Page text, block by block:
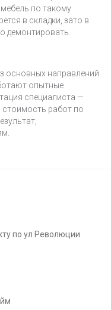
ПОТОЛОК
ПОТОЛКА
ПОТОЛКА
И ШЛИФОВКА
ПОТОЛКА
по такому
в складки, зато в
демонтировать.
основных направлений
опытные
специалиста —
стоимость работ по
по ул Революции